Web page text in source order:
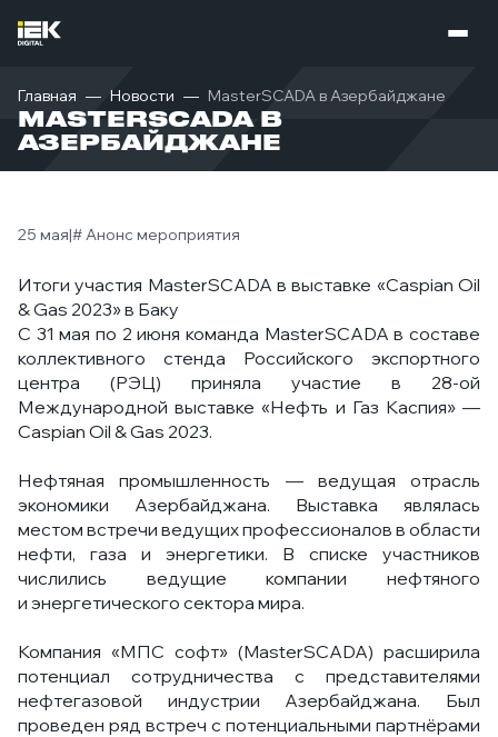
Главная Новости MasterSCADA в Азербайджане
MASTERSCADA В
АЗЕРБАЙДЖАНЕ
25 мая|# Анонс мероприятия
Итоги участия MasterSCADA в выставке «Caspian Oil
& Gas 2023» в Баку
С 31 мая по 2 июня команда MasterSCADA в составе
коллективного стенда Российского экспортного
центра (РЭЦ) приняла участие в 28-ой
Международной выставке «Нефть и Газ Каспия» —
Caspian Oil & Gas 2023.
Нефтяная промышленность — ведущая отрасль
экономики Азербайджана. Выставка являлась
местом встречи ведущих профессионалов в области
нефти, газа и энергетики. В списке участников
числились ведущие компании нефтяного
и энергетического сектора мира.
Компания «МПС софт» (MasterSCADA) расширила
потенциал сотрудничества с представителями
нефтегазовой индустрии Азербайджана. Был
проведен ряд встреч с потенциальными партнёрами